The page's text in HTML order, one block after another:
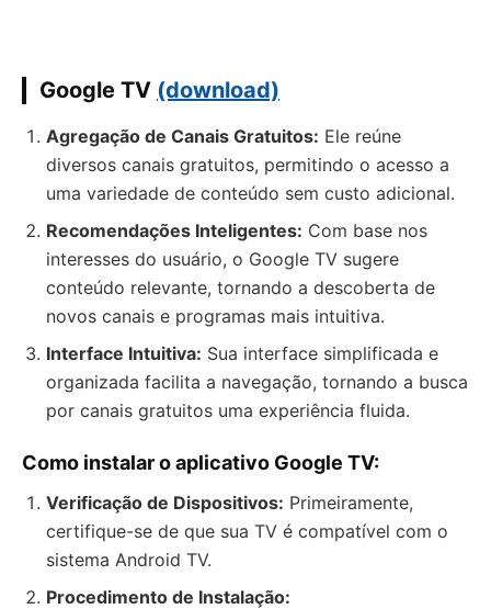
Google TV (download)
Agregação de Canais Gratuitos: Ele reúne
diversos canais gratuitos, permitindo o acesso a
uma variedade de conteúdo sem custo adicional.
Recomendações Inteligentes: Com base nos
interesses do usuário, o Google TV sugere
conteúdo relevante, tornando a descoberta de
novos canais e programas mais intuitiva.
Interface Intuitiva: Sua interface simplificada e
organizada facilita a navegação, tornando a busca
por canais gratuitos uma experiência fluida.
Como instalar o aplicativo Google TV:
Verificação de Dispositivos: Primeiramente,
certifique-se de que sua TV é compatível com o
sistema Android TV.
Procedimento de Instalação: